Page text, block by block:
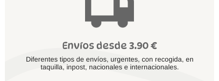
Envíos desde 3.90 €
Diferentes tipos de envíos, urgentes, con recogida, en
taquilla, inpost, nacionales e internacionales.